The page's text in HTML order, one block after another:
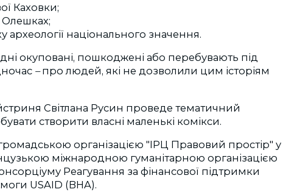
Каховки;
археології національного значення.
окуповані, пошкоджені або перебувають під
–про людей, які не дозволили цим історіям
Світлана Русин проведе тематичний
створити власні маленькі комікси.
організацією "ІРЦ Правовий простір" у
міжнародною гуманітарною організацією
Реагування за фінансової підтримки
USAID (BHA).